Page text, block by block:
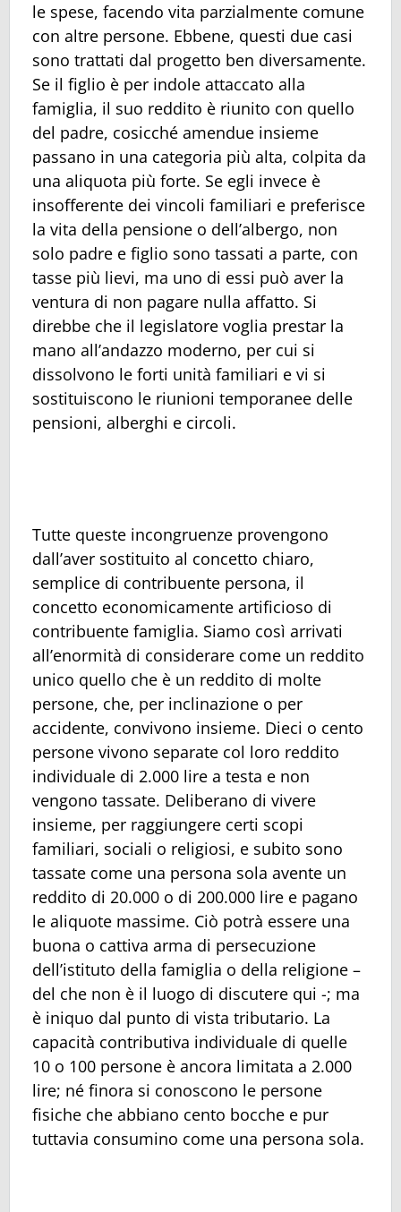
le spese, facendo vita parzialmente comune
con altre persone. Ebbene, questi due casi
sono trattati dal progetto ben diversamente.
Se il figlio è per indole attaccato alla
famiglia, il suo reddito è riunito con quello
del padre, cosicché amendue insieme
passano in una categoria più alta, colpita da
una aliquota più forte. Se egli invece è
insofferente dei vincoli familiari e preferisce
la vita della pensione o dell’albergo, non
solo padre e figlio sono tassati a parte, con
tasse più lievi, ma uno di essi può aver la
ventura di non pagare nulla affatto. Si
direbbe che il legislatore voglia prestar la
mano all’andazzo moderno, per cui si
dissolvono le forti unità familiari e vi si
sostituiscono le riunioni temporanee delle
pensioni, alberghi e circoli.
Tutte queste incongruenze provengono
dall’aver sostituito al concetto chiaro,
semplice di contribuente persona, il
concetto economicamente artificioso di
contribuente famiglia. Siamo così arrivati
all’enormità di considerare come un reddito
unico quello che è un reddito di molte
persone, che, per inclinazione o per
accidente, convivono insieme. Dieci o cento
persone vivono separate col loro reddito
individuale di 2.000 lire a testa e non
vengono tassate. Deliberano di vivere
insieme, per raggiungere certi scopi
familiari, sociali o religiosi, e subito sono
tassate come una persona sola avente un
reddito di 20.000 o di 200.000 lire e pagano
le aliquote massime. Ciò potrà essere una
buona o cattiva arma di persecuzione
dell’istituto della famiglia o della religione –
del che non è il luogo di discutere qui -; ma
è iniquo dal punto di vista tributario. La
capacità contributiva individuale di quelle
10 o 100 persone è ancora limitata a 2.000
lire; né finora si conoscono le persone
fisiche che abbiano cento bocche e pur
tuttavia consumino come una persona sola.